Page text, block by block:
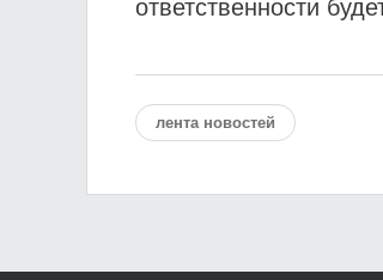
ответственности
лента новостей